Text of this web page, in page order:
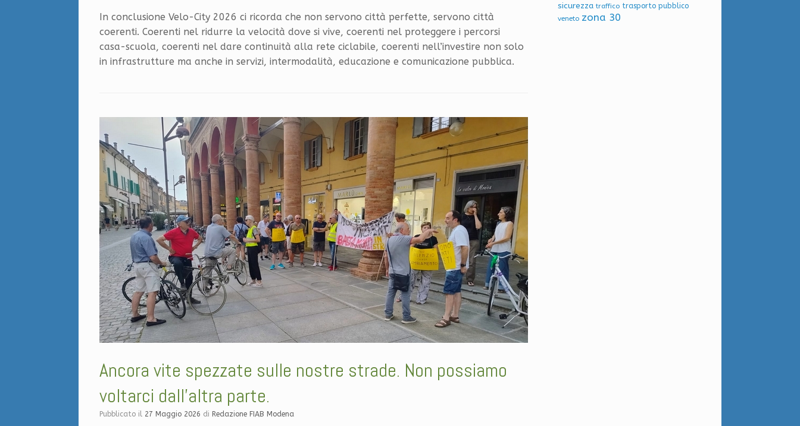
In conclusione Velo-City 2026 ci ricorda che non servono città perfette, servono città
coerenti. Coerenti nel ridurre la velocità dove si vive, coerenti nel proteggere i percorsi
casa-scuola, coerenti nel dare continuità alla rete ciclabile, coerenti nell’investire non solo
in infrastrutture ma anche in servizi, intermodalità, educazione e comunicazione pubblica.
Ancora vite spezzate sulle nostre strade. Non possiamo
voltarci dall’altra parte.
Pubblicato il 27 Maggio 2026 di Redazione FIAB Modena
sicurezza traffico trasporto pubblico
veneto zona 30